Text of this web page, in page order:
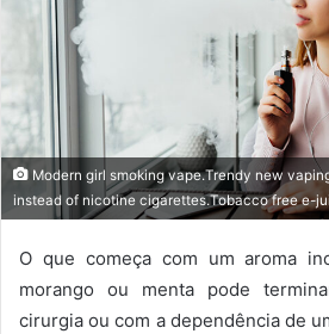
Modern girl smoking vape.Trendy new
instead of nicotine cigarettes.Tobacco free e-
O que começa com um aroma
morango ou menta pode
cirurgia ou com a dependência de